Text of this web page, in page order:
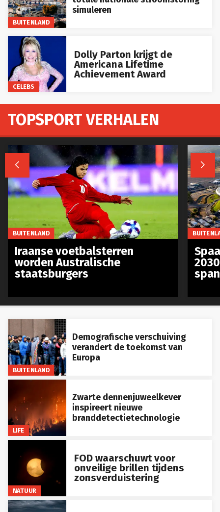
BUITENLAND
simuleren
CELEBS
Dolly Parton krijgt de
Americana Lifetime
Achievement Award
BUITENLAND
Demografische verschuiving
verandert de toekomst van
Europa
LIFE
Zwarte dennenjuweelkever
inspireert nieuwe
branddetectietechnologie
NATUUR
FOD waarschuwt voor
onveilige brillen tijdens
zonsverduistering
TOPSPORT VERHALEN
 
BUITENLAND
Iraanse voetbalsterren
worden Australische
staatsburgers